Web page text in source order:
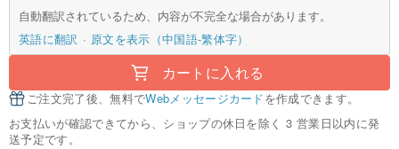
自動翻訳されているため、内容が不完全な場合があります。
英語に翻訳
原文を表示（中国語-繁体字）
カートに入れる
ご注文完了後、無料でWebメッセージカードを作成できます。
お支払いが確認できてから、ショップの休日を除く 3 営業日以内に発
送予定です。